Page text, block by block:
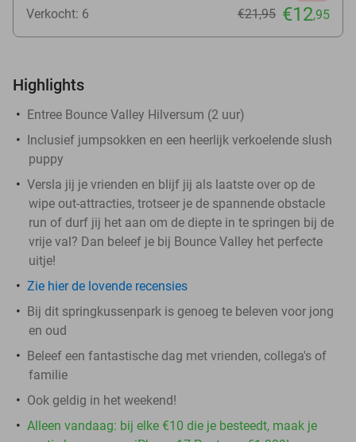
Verkocht: 6
€21,95 €12,95
Highlights
Entree Bounce Valley Hilversum (2 uur)
Inclusief jumpsokken en een heerlijk verkoelende slush
puppy
Versla jij je vrienden en blijf jij als laatste over op de
wipe out-attracties, trotseer je de spannende obstacle
run of durf jij het aan om de diepte in te springen bij de
vrije val? Dan beleef je bij Bounce Valley het perfecte
uitje!
Zie hier de lovende recensies
Bij dit springkussenpark is genoeg te beleven voor jong
en oud
Beleef een fantastische dag met vrienden, collega's of
familie
Ook geldig in het weekend!
Alleen vandaag: bij elke €10 die je besteedt, maak je